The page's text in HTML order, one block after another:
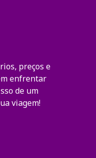
preços e
enfrentar
de um
viagem!